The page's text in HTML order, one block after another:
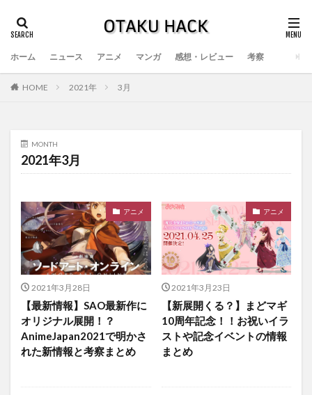
ホーム ニュース アニメ マンガ 感想・レビュー 考察
HOME 2021年 3月
MONTH
2021年3月
アニメ
2021年3月28日
【最新情報】SAO最新作に
オリジナル展開！？
AnimeJapan2021で明かさ
れた新情報と考察まとめ
アニメ
2021年3月23日
【新展開くる？】まどマギ
10周年記念！！お祝いイラ
ストや記念イベントの情報
まとめ